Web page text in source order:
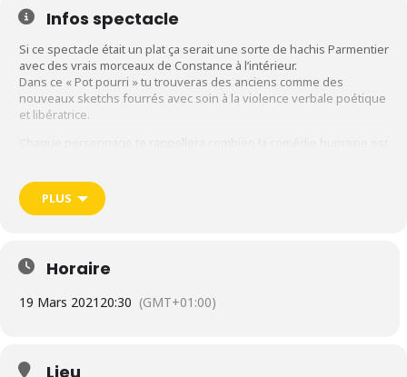
Infos spectacle
Si ce spectacle était un plat ça serait une sorte de hachis Parmentier
avec des vrais morceaux de Constance à l’intérieur.
Dans ce « Pot pourri » tu trouveras des anciens comme des
nouveaux sketchs fourrés avec soin à la violence verbale poétique
et libératrice.
pognon mon cochon.
► Spectacle le vendredi 19 mars 2021 à l’
PLUS
Horaire
19 Mars 2021 20:30 (GMT+01:00)
Lieu